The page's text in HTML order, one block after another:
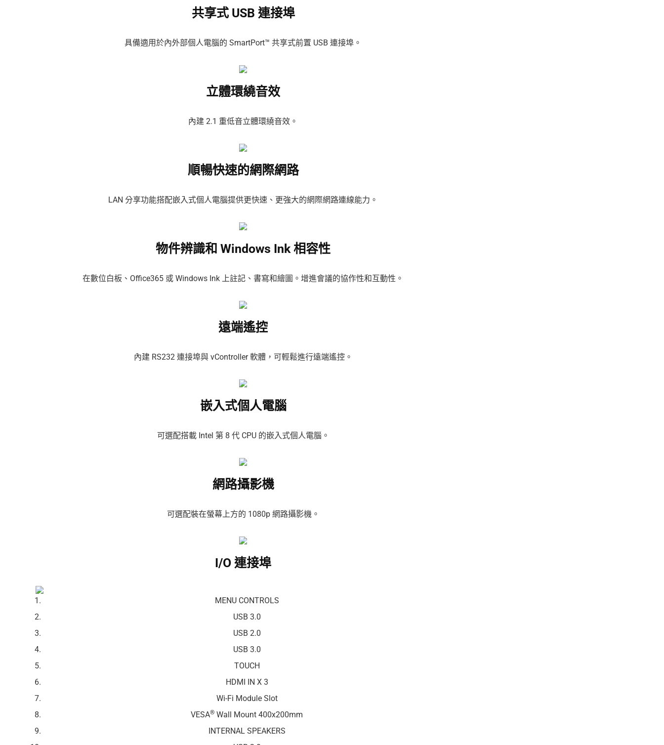
共享式 USB 連接埠
具備適用於內外部個人電腦的 SmartPort™ 共享式前置 USB 連接埠。
立體環繞音效
內建 2.1 重低音立體環繞音效。
順暢快速的網際網路
LAN 分享功能搭配嵌入式個人電腦提供更快速、更強大的網際網路連線能力。
物件辨識和 Windows Ink 相容性
在數位白板、Office365 或 Windows Ink 上註記、書寫和繪圖。增進會議的協作性和互動性。
遠端遙控
內建 RS232 連接埠與 vController 軟體，可輕鬆進行遠端遙控。
嵌入式個人電腦
可選配搭載 Intel 第 8 代 CPU 的嵌入式個人電腦。
網路攝影機
可選配裝在螢幕上方的 1080p 網路攝影機。
I/O 連接埠
MENU CONTROLS
USB 3.0
USB 2.0
USB 3.0
TOUCH
HDMI IN X 3
Wi-Fi Module Slot
VESA® Wall Mount 400x200mm
INTERNAL SPEAKERS